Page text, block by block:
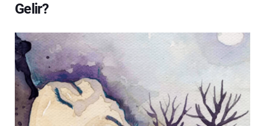
Gelir?